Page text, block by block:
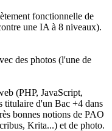
fonctionnelle de
une IA à 8 niveaux).
des photos (l'une de
(PHP, JavaScript,
titulaire d'un Bac +4 dans
bonnes notions de PAO
Krita...) et de photo.